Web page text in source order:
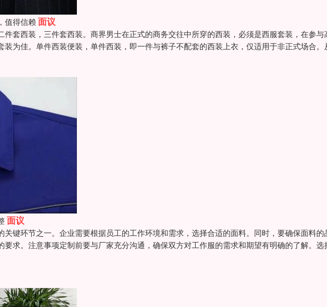
值得信赖 面议
套西装，三件套西装。商界男士在正式的商务交往中所穿的西装，必须是西服套装，在参与
装为佳。单件西装便装，单件西装，即一件与裤子不配套的西装上衣，仅适用于非正式场合。
面议
键环节之一。企业需要根据员工的工作环境和需求，选择合适的面料。同时，要确保面料的
要求。注意事项定制前要与厂家充分沟通，确保双方对工作服的需求和期望有明确的了解。选